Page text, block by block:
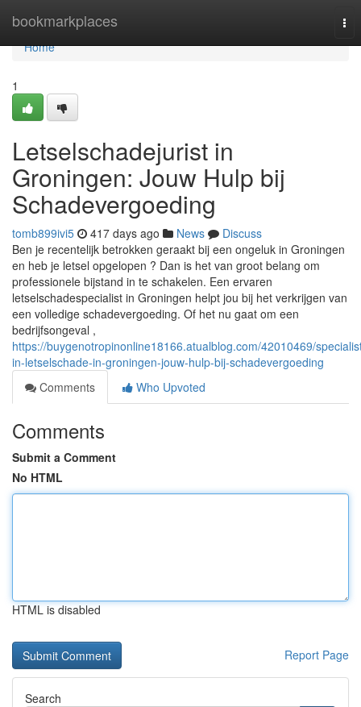
bookmarkplaces
Home
Home
1
Letselschadejurist in
Groningen: Jouw Hulp bij
Schadevergoeding
tomb899ivi5 417 days ago News
Discuss
Ben je recentelijk betrokken geraakt bij een ongeluk in Groningen
en heb je letsel opgelopen ? Dan is het van groot belang om
professionele bijstand in te schakelen. Een ervaren
letselschadespecialist in Groningen helpt jou bij het verkrijgen van
een volledige schadevergoeding. Of het nu gaat om een
bedrijfsongeval ,
https://buygenotropinonline18166.atualblog.com/42010469/
in-letselschade-in-groningen-jouw-hulp-bij-schadevergoeding
Comments
Who Upvoted
Comments
Submit a Comment
No HTML
HTML is disabled
Report Page
Search